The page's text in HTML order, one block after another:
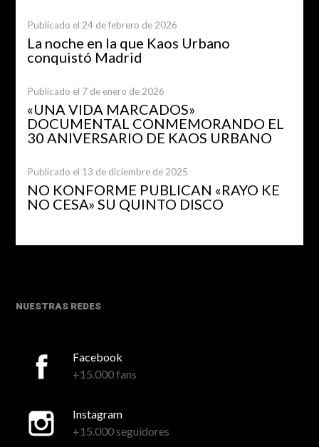
Publicado el 24 de febrero de 2026
La noche en la que Kaos Urbano
conquistó Madrid
Publicado el 7 de enero de 2026
«UNA VIDA MARCADOS»
DOCUMENTAL CONMEMORANDO EL
30 ANIVERSARIO DE KAOS URBANO
Publicado el 13 de diciembre de 2025
NO KONFORME PUBLICAN «RAYO KE
NO CESA» SU QUINTO DISCO
NUESTRAS REDES
Facebook
+15.000 fans
Instagram
+15.000 seguidores